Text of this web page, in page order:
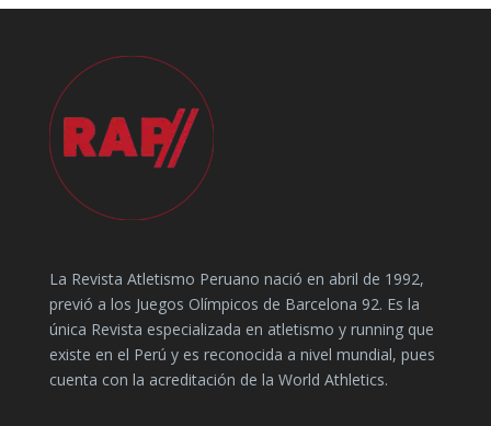
La Revista Atletismo Peruano nació en abril de 1992,
previó a los Juegos Olímpicos de Barcelona 92. Es la
única Revista especializada en atletismo y running que
existe en el Perú y es reconocida a nivel mundial, pues
cuenta con la acreditación de la World Athletics.